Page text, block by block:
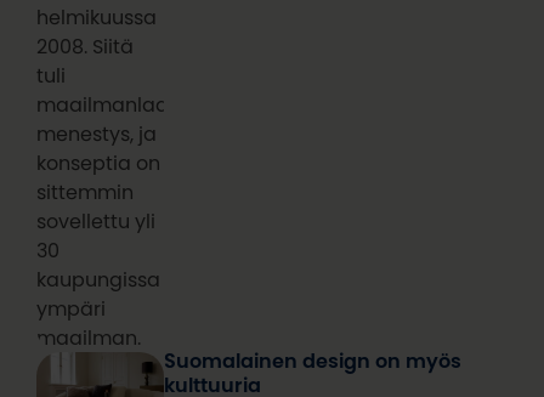
helmikuussa
2008. Siitä
tuli
maailmanlaajuinen
menestys, ja
konseptia on
sittemmin
sovellettu yli
30
kaupungissa
ympäri
maailman.
Suomalainen design on myös
kulttuuria